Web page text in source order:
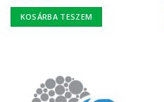
KOSÁRBA TESZEM